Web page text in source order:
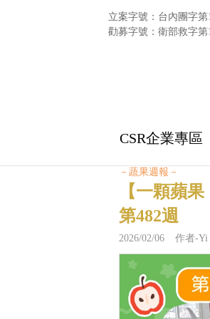
立案字號：台內團字第
勸募字號：衛部救字第
CSR企業專區
－蔬果週報－
【一顆蘋
第482週
2026/02/06 作者-Yi